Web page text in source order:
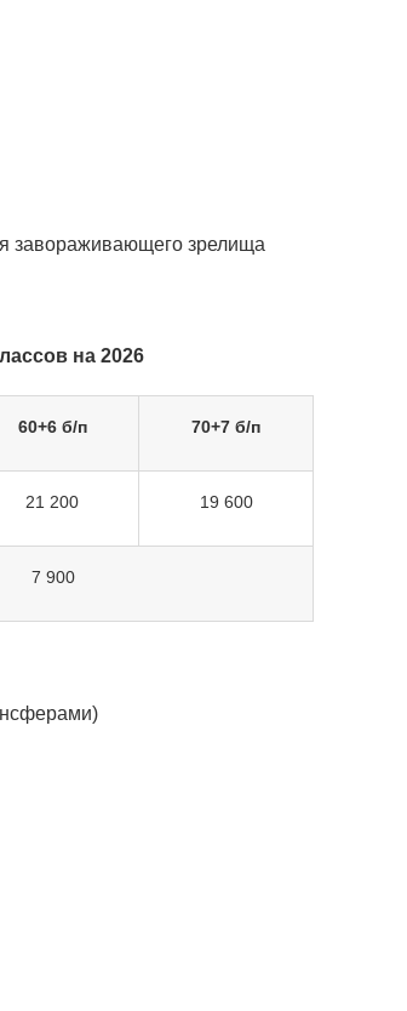
завораживающего зрелища
на 2026
60+6 б/п 70+7 б/п
21 200 19 600
7 900